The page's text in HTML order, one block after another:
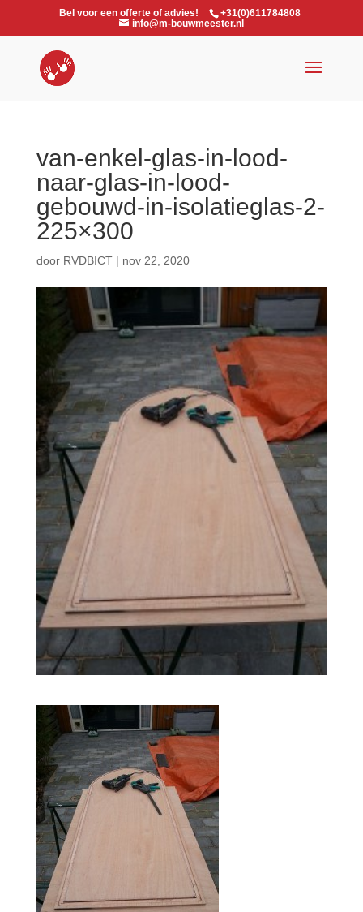
Bel voor een offerte of advies!
+31(0)611784808
info@m-bouwmeester.nl
van-enkel-glas-in-lood-
naar-glas-in-lood-
gebouwd-in-isolatieglas-2-
225×300
door RVDBICT| nov 22, 2020